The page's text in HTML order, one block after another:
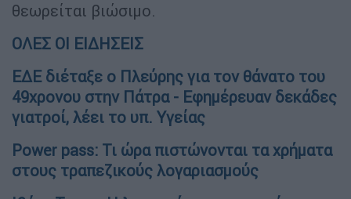
θεωρείται βιώσιμο.
ΟΛΕΣ ΟΙ ΕΙΔΗΣΕΙΣ
ΕΔΕ διέταξε ο Πλεύρης για τον θάνατο του
49χρονου στην Πάτρα - Εφημέρευαν δεκάδες
γιατροί, λέει το υπ. Υγείας
Power pass: Τι ώρα πιστώνονται τα χρήματα
στους τραπεζικούς λογαριασμούς